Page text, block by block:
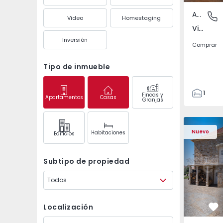
Video Homestaging
Inversión
Tipo de inmueble
Apartamentos Casas Fincas y
Granjas
Edifícios Habitaciones
Subtipo de propiedad
Todos
Localización
Vimeiro,
Apartamento
Vimeiro, Lisboa
Comprar
1
55
67
0
Nuevo
Casa T4 Sabugal,
Casa T4